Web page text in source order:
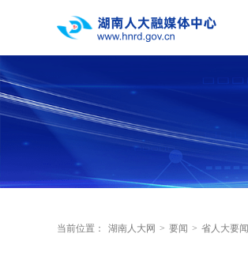
当前位置： 湖南人大网 > 要闻 > 省人大要闻